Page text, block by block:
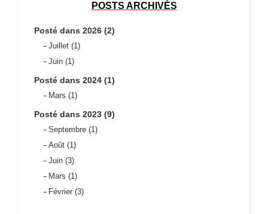
POSTS ARCHIVÉS
Posté dans 2026 (2)
Juillet (1)
Juin (1)
Posté dans 2024 (1)
Mars (1)
Posté dans 2023 (9)
Septembre (1)
Août (1)
Juin (3)
Mars (1)
Février (3)